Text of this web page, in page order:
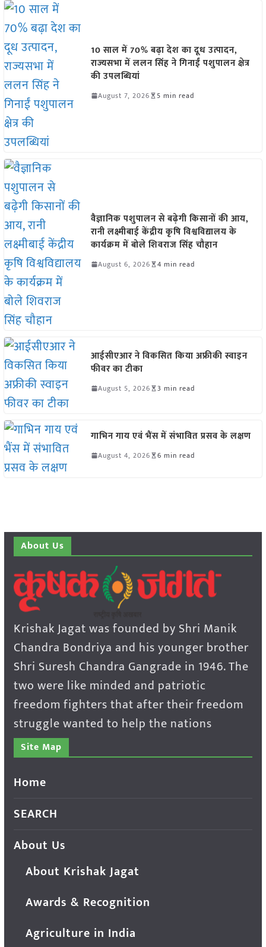
10 साल में 70% बढ़ा देश का दूध उत्पादन,
राज्यसभा में ललन सिंह ने गिनाईं पशुपालन क्षेत्र
की उपलब्धियां
August 7, 2026 5 min read
वैज्ञानिक पशुपालन से बढ़ेगी किसानों की आय,
रानी लक्ष्मीबाई केंद्रीय कृषि विश्वविद्यालय के
कार्यक्रम में बोले शिवराज सिंह चौहान
August 6, 2026 4 min read
आईसीएआर ने विकसित किया अफ्रीकी स्वाइन
फीवर का टीका
August 5, 2026 3 min read
गाभिन गाय एवं भैंस में संभावित प्रसव के लक्षण
August 4, 2026 6 min read
About Us
Krishak Jagat was founded by Shri Manik
Chandra Bondriya and his younger brother
Shri Suresh Chandra Gangrade in 1946. The
two were like minded and patriotic
freedom fighters that after their freedom
struggle wanted to help the nations
Site Map
Home
SEARCH
About Us
About Krishak Jagat
Awards & Recognition
Agriculture in India